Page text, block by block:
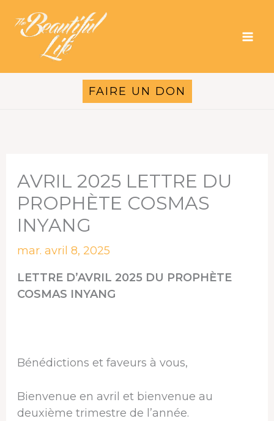
contenu
FAIRE UN DON
AVRIL 2025 LETTRE DU
PROPHÈTE COSMAS
INYANG
mar. avril 8, 2025
LETTRE D’AVRIL 2025 DU PROPHÈTE
COSMAS INYANG
Bénédictions et faveurs à vous,
Bienvenue en avril et bienvenue au
deuxième trimestre de l’année.